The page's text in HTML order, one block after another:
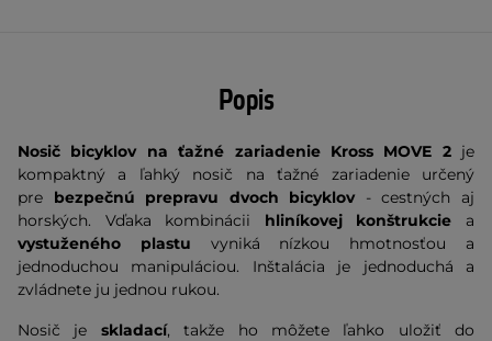
Popis
Nosič bicyklov na ťažné zariadenie Kross MOVE 2je
kompaktný a ľahký nosič na ťažné zariadenie určený
pre bezpečnú prepravu dvoch bicyklov- cestných aj
horských. Vďaka kombinácii hliníkovej konštrukcie a
vystuženého plastu vyniká nízkou hmotnosťou a
jednoduchou manipuláciou. Inštalácia je jednoduchá a
zvládnete ju jednou rukou.
Nosič je skladací, takže ho môžete ľahko uložiť do